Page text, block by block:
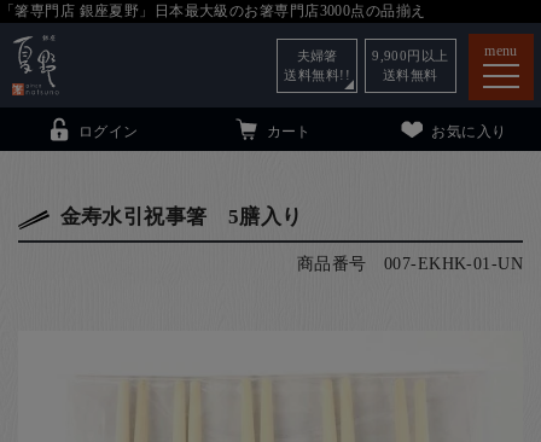
「箸専門店 銀座夏野」日本最大級のお箸専門店3000点の品揃え
menu
ログイン カート お気に入り
夫婦箸
送料無料!!
9,900 円以上
送料無料
金寿水引祝事箸 5膳入り
商品番号 007-EKHK-01-UN